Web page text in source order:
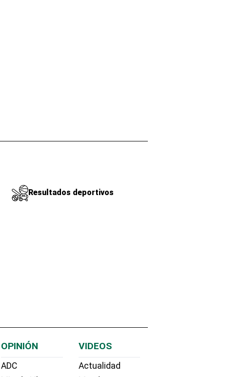
Resultados deportivos
OPINIÓN
ADC
VIDEOS
Actualidad